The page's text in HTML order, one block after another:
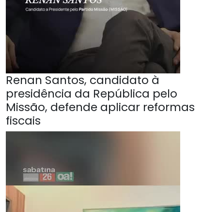
Renan Santos, candidato à
presidência da República pelo
Missão, defende aplicar reformas
fiscais